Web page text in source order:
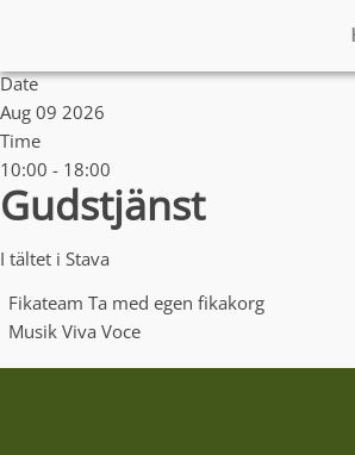
Date
Aug 09 2026
Time
10:00 - 18:00
Gudstjänst
I tältet i Stava
Fikateam Ta med egen fikakorg
Musik Viva Voce